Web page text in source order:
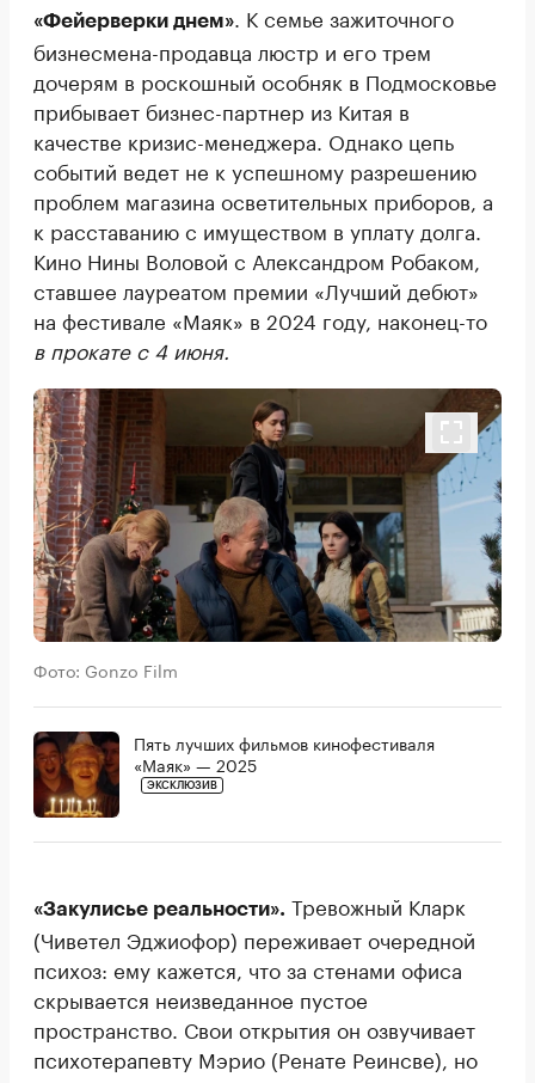
«Фейерверки днем»
. К семье зажиточного
бизнесмена-продавца люстр и его трем
дочерям в роскошный особняк в Подмосковье
прибывает бизнес-партнер из Китая в
качестве кризис-менеджера. Однако цепь
событий ведет не к успешному разрешению
проблем магазина осветительных приборов, а
к расставанию с имуществом в уплату долга.
Кино Нины Воловой с Александром Робаком,
ставшее лауреатом премии «Лучший дебют»
на фестивале «Маяк» в 2024 году, наконец-то
в прокате с 4 июня.
Фото: Gonzo Film
Пять лучших фильмов кинофестиваля
«Маяк» — 2025
ЭКСКЛЮЗИВ
«Закулисье реальности». Тревожный Кларк
(Чиветел Эджиофор) переживает очередной
психоз: ему кажется, что за стенами офиса
скрывается неизведанное пустое
пространство. Свои открытия он озвучивает
психотерапевту Мэрио (Ренате Реинсве), но